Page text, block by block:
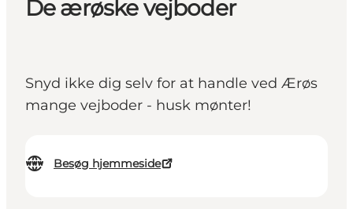
De ærøske vejboder
Snyd ikke dig selv for at handle ved Ærøs
mange vejboder - husk mønter!
Besøg hjemmeside